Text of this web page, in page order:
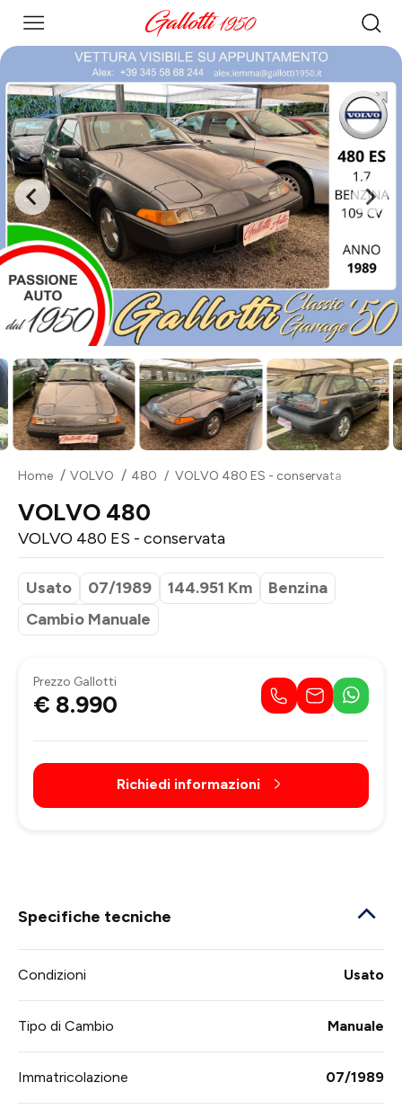
Home VOLVO 480 VOLVO 480 ES - conservata
VOLVO 480
VOLVO 480 ES - conservata
Usato 07/1989 144.951 Km
Benzina
Cambio Manuale
Prezzo Gallotti
€ 8.990
Richiedi informazioni
Specifiche tecniche
Condizioni Usato
Tipo di Cambio Manuale
Immatricolazione 07/1989